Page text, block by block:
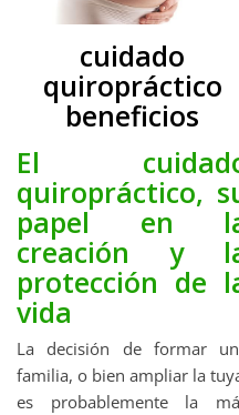
cuidado
quiropráctico
beneficios
El
quiropráctico,
papel en
creación y
protección de
vida
La decisión de formar
familia, o bien ampliar la
es probablemente la